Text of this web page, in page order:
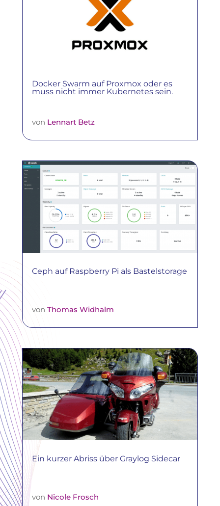
Docker Swarm auf Proxmox oder es
muss nicht immer Kubernetes sein.
von Lennart Betz
Ceph auf Raspberry Pi als Bastelstorage
von Thomas Widhalm
Ein kurzer Abriss über Graylog Sidecar
von Nicole Frosch